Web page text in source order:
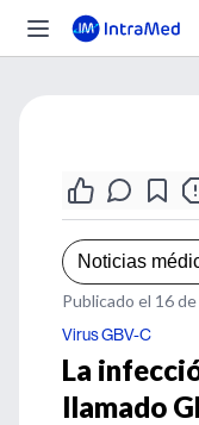
Noticias
Publicado el 16
Virus GBV-C
La
llamado